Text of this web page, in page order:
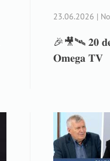
23.06.2026 |
🎉🎥🛰️ 𝟐𝟎 𝐝𝐞
𝐎𝐦𝐞𝐠𝐚 𝐓𝐕